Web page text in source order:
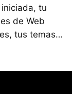
tu
de Web
tus temas…